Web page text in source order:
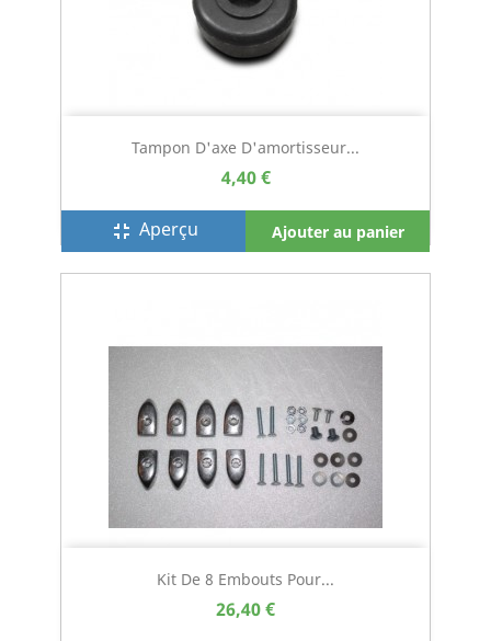
Tampon D'axe D'amortisseur...
4,40 €
fullscreen_exit Aperçu Ajouter au panier
Kit De 8 Embouts Pour...
26,40 €